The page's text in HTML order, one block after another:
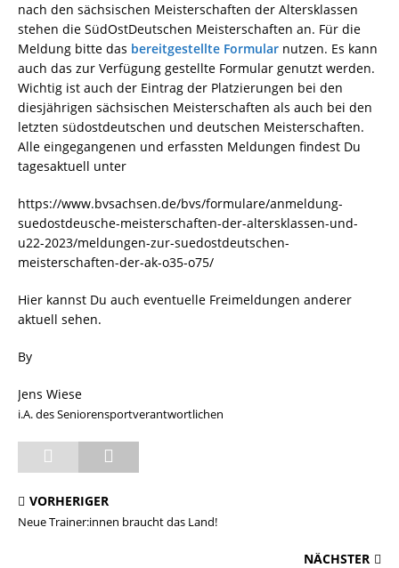
nach den sächsischen Meisterschaften der Altersklassen
stehen die SüdOstDeutschen Meisterschaften an. Für die
Meldung bitte das bereitgestellte Formular nutzen. Es kann
auch das zur Verfügung gestellte Formular genutzt werden.
Wichtig ist auch der Eintrag der Platzierungen bei den
diesjährigen sächsischen Meisterschaften als auch bei den
letzten südostdeutschen und deutschen Meisterschaften.
Alle eingegangenen und erfassten Meldungen findest Du
tagesaktuell unter
https://www.bvsachsen.de/bvs/formulare/anmeldung-
suedostdeusche-meisterschaften-der-altersklassen-und-
u22-2023/meldungen-zur-suedostdeutschen-
meisterschaften-der-ak-o35-o75/
Hier kannst Du auch eventuelle Freimeldungen anderer
aktuell sehen.
By
Jens Wiese
i.A. des Seniorensportverantwortlichen
VORHERIGER
Neue Trainer:innen braucht das Land!
NÄCHSTER